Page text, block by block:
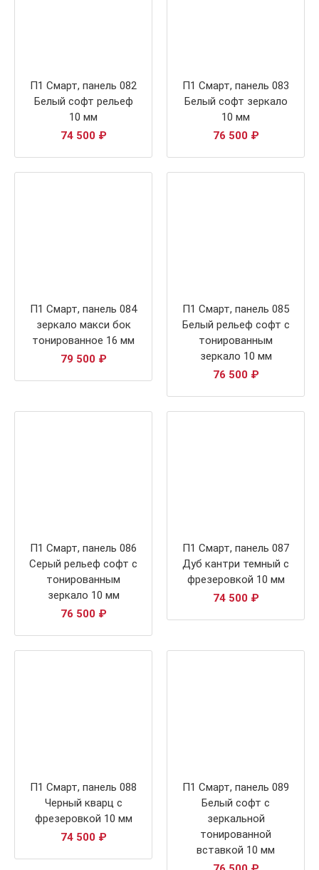
П1 Смарт, панель 082
Белый софт рельеф
10 мм
74 500 ₽
П1 Смарт, панель 083
Белый софт зеркало
10 мм
76 500 ₽
П1 Смарт, панель 084
зеркало макси бок
тонированное 16 мм
79 500 ₽
П1 Смарт, панель 085
Белый рельеф софт с
тонированным
зеркало 10 мм
76 500 ₽
П1 Смарт, панель 086
Серый рельеф софт с
тонированным
зеркало 10 мм
76 500 ₽
П1 Смарт, панель 087
Дуб кантри темный с
фрезеровкой 10 мм
74 500 ₽
П1 Смарт, панель 088
Черный кварц с
фрезеровкой 10 мм
74 500 ₽
П1 Смарт, панель 089
Белый софт с
зеркальной
тонированной
вставкой 10 мм